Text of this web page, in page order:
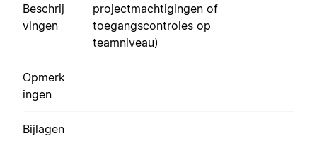
Beschrij
vingen
projectmachtigingen of
toegangscontroles op
teamniveau)
Opmerk
ingen
Bijlagen